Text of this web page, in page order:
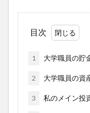
目次
1 大学職員の貯
2 大学職員の資
3 私のメイン投